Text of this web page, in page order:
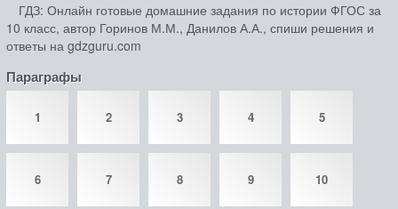
ГДЗ: Онлайн готовые домашние задания по истории ФГОС за
10 класс, автор Горинов М.М., Данилов А.А., спиши решения и
ответы на gdzguru.com
Параграфы
1 2 3 4 5
6 7 8 9 10